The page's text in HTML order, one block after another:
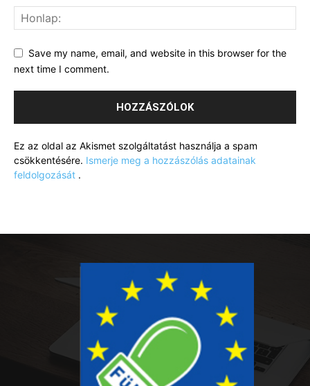
Save my name, email, and website in this browser for the
next time I comment.
Ez az oldal az Akismet szolgáltatást használja a spam
csökkentésére. Ismerje meg a hozzászólás adatainak
feldolgozását .